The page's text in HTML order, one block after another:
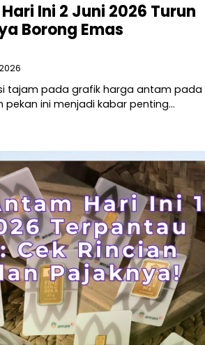
Ini 2 Juni 2026 Turun
Borong Emas
tajam pada grafik harga antam pada
ini menjadi kabar penting…